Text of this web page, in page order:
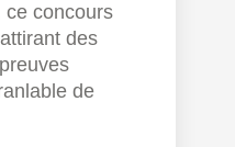
ce concours
des
de